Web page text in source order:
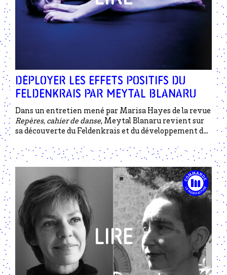
Déployer les effets positifs du
Feldenkrais par Meytal Blanaru
Dans un entretien mené par Marisa Hayes de la revue
Repères, cahier de danse, Meytal Blanaru revient sur
sa découverte du Feldenkrais et du développement de